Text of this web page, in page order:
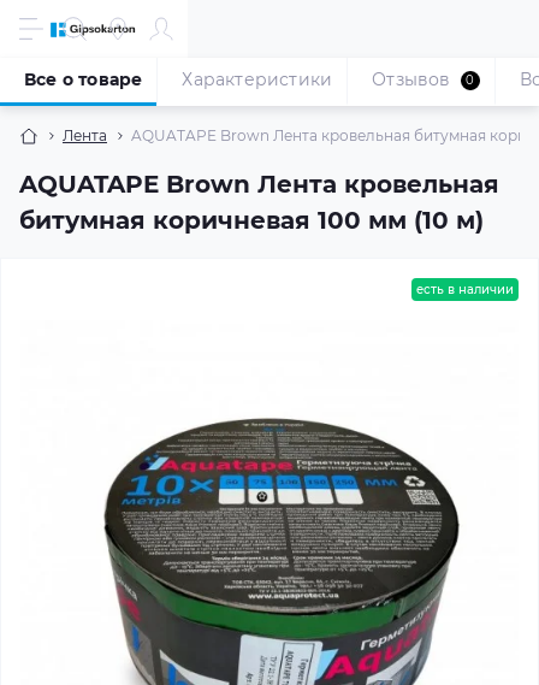
Лента AQUATAPE Brown Лента кровельная битумная
AQUATAPE Brown Лента кровельная
битумная коричневая 100 мм (10 м)
Все о товаре Характеристики Отзывов 0
есть в наличии